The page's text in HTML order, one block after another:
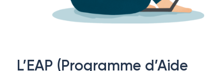
L’EAP (Programme d’Aide